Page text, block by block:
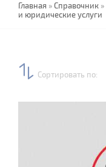
Главная »Справочник »
и юридические услуги
Сортировать по: